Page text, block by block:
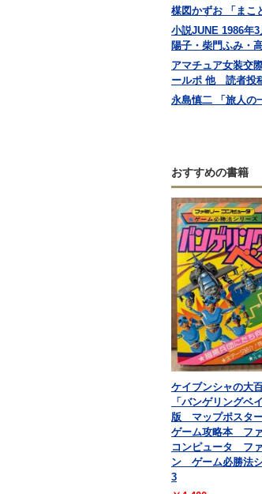
楳図かずお 「ま
小説JUNE 1986年
陽子・柴門ふみ・
アマチュア女装交
ールポ 他 読者投
永島慎二 「旅人
おすすめの書籍
ケイブンシャの大
「バンゲリング
版 マップポスタ
ゲーム攻略本 フ
コンピュータ フ
ン ゲーム必勝法
3